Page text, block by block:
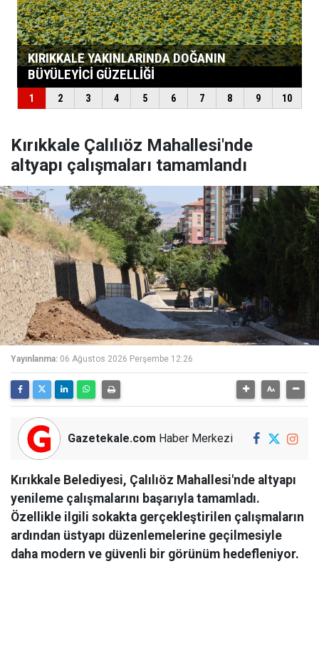
Kırıkkale Çalılıöz Mahallesi'nde
altyapı çalışmaları tamamlandı
Yayınlanma: 06 Ağustos 2026 Perşembe 12:26
Gazetekale.com Haber Merkezi
Kırıkkale Belediyesi, Çalılıöz Mahallesi'nde altyapı
yenileme çalışmalarını başarıyla tamamladı.
Özellikle ilgili sokakta gerçekleştirilen çalışmaların
ardından üstyapı düzenlemelerine geçilmesiyle
daha modern ve güvenli bir görünüm hedefleniyor.